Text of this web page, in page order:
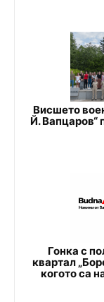
Висшето
Й. Вапцаров“
Гонка с
квартал
когото са